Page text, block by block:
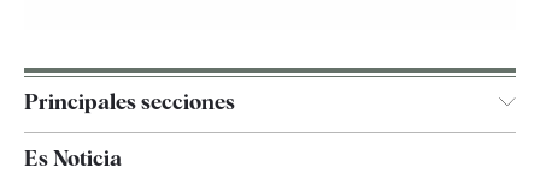
Principales secciones
España
Es Noticia